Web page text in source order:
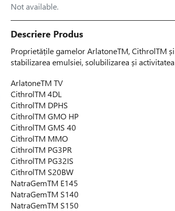
Not available.
Descriere Produs
Proprietățile gamelor ArlatoneTM, CithrolTM
stabilizarea emulsiei, solubilizarea și
ArlatoneTM TV
CithrolTM 4DL
CithrolTM DPHS
CithrolTM GMO HP
CithrolTM GMS 40
CithrolTM MMO
CithrolTM PG3PR
CithrolTM PG32IS
CithrolTM S20BW
NatraGemTM E145
NatraGemTM S140
NatraGemTM S150